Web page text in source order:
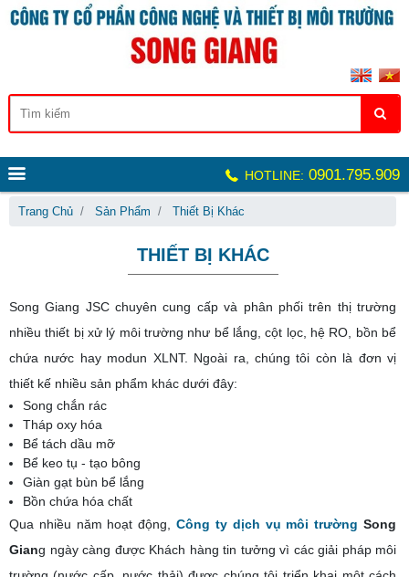
HOTLINE: 0901.795.909
Trang Chủ Sản Phẩm Thiết Bị Khác
THIẾT BỊ KHÁC
Song Giang JSC chuyên cung cấp và phân phối trên thị trường
nhiều thiết bị xử lý môi trường như bể lắng, cột lọc, hệ RO, bồn bể
chứa nước hay modun XLNT. Ngoài ra, chúng tôi còn là đơn vị
thiết kế nhiều sản phẩm khác dưới đây:
Song chắn rác
Tháp oxy hóa
Bể tách dầu mỡ
Bể keo tụ - tạo bông
Giàn gạt bùn bể lắng
Bồn chứa hóa chất
Qua nhiều năm hoạt động,Công ty dịch vụ môi trường Song
Giang ngày càng được Khách hàng tin tưởng vì các giải pháp môi